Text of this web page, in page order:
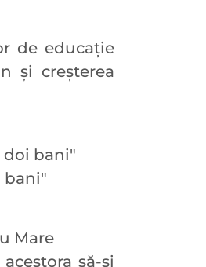
de educaţie
şi creşterea
doi bani"
bani"
Mare
să-şi